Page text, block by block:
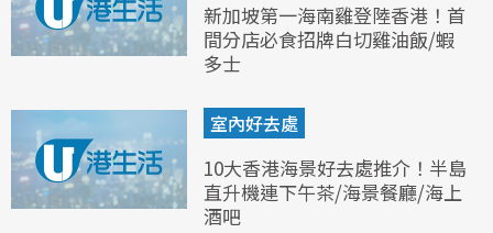
新加坡第一海南雞登陸香港！首
間分店必食招牌白切雞油飯/蝦
多士
室內好去處
10大香港海景好去處推介！半島
直升機連下午茶/海景餐廳/海上
酒吧